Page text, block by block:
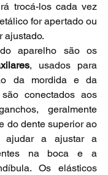
trocá-los cada vez
for apertado ou
ajustado.
, usados para
da mordida e da
conectados aos
geralmente
do dente superior ao
ajudar a ajustar a
na boca e a
Os elásticos